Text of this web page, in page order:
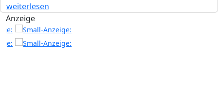
weiterlesen
Anzeige